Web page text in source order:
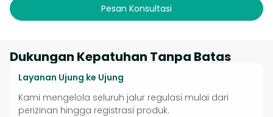
Pesan Konsultasi
Dukungan Kepatuhan Tanpa Batas
Layanan Ujung ke Ujung
Kami mengelola seluruh jalur regulasi mulai dari
perizinan hingga registrasi produk.